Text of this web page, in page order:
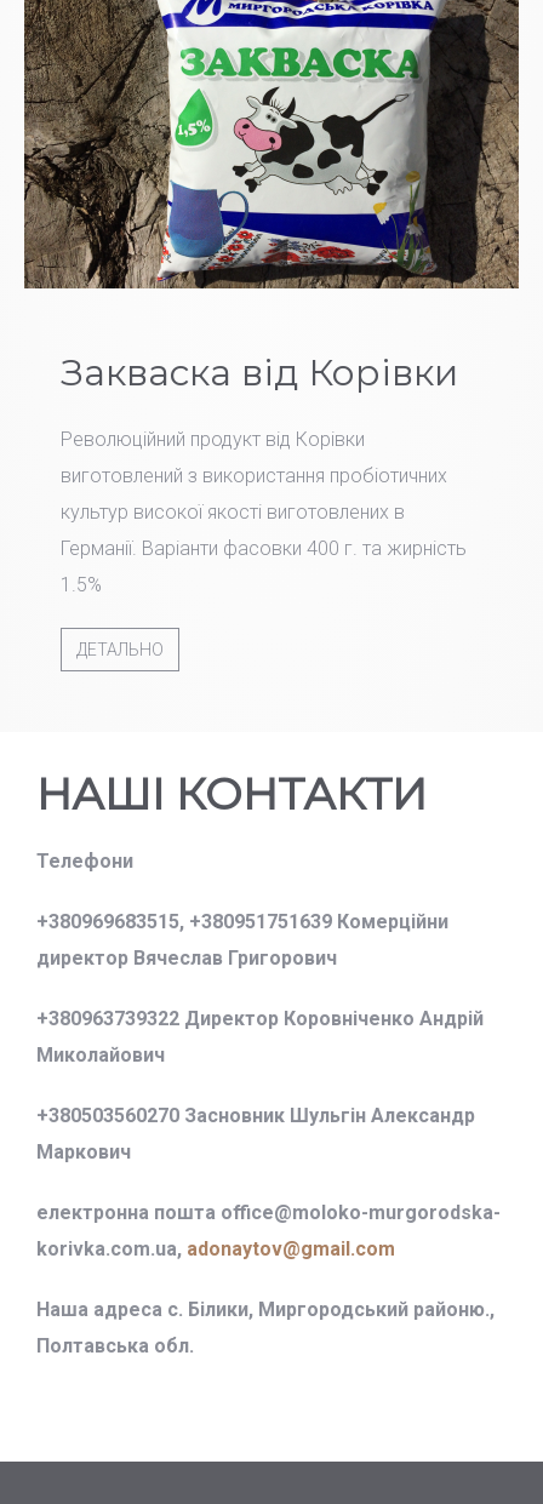
Закваска від Корівки
Революційний продукт від Корівки
виготовлений з використання пробіотичних
культур високої якості виготовлених в
Германії. Варіанти фасовки 400 г. та жирність
1.5%
ДЕТАЛЬНО
НАШІ КОНТАКТИ
Телефони
+380969683515, +380951751639 Комерційни
директор Вячеслав Григорович
+380963739322 Директор Коровніченко Андрій
Миколайович
+380503560270 Засновник Шульгін Александр
Маркович
електронна пошта office@moloko-murgorodska-
korivka.com.ua, adonaytov@gmail.com
Наша адреса с. Білики, Миргородський районю.,
Полтавська обл.